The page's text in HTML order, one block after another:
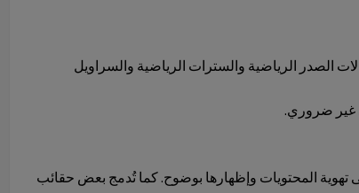
الصدر الرياضية والسترات الرياضية والسراويل
تهوية المحتويات وإظهارها بوضوح. كما تُدمج بعض حقائب